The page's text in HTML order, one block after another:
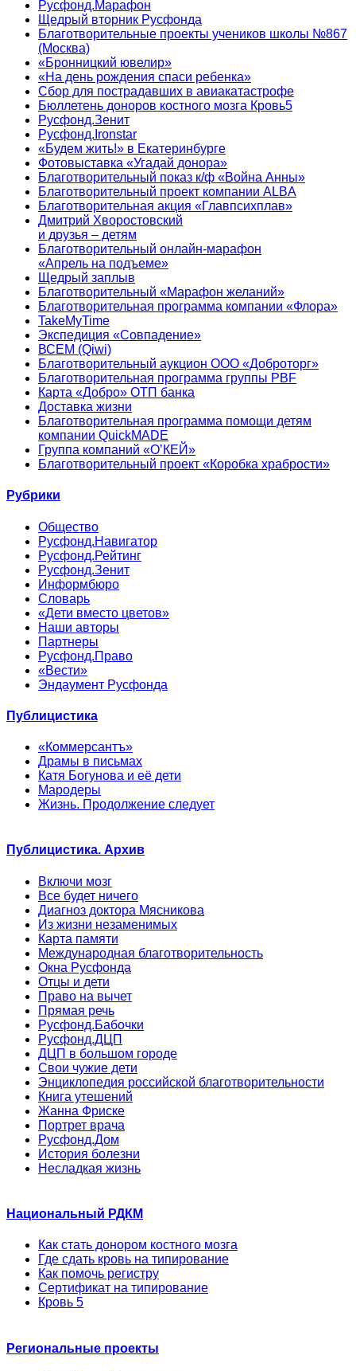
Русфонд.Марафон
Щедрый вторник Русфонда
Благотворительные проекты учеников школы №867
(Москва)
«Бронницкий ювелир»
«На день рождения спаси ребенка»
Сбор для пострадавших в авиакатастрофе
Бюллетень доноров костного мозга Кровь5
Русфонд.Зенит
Русфонд.Ironstar
«Будем жить!» в Екатеринбурге
Фотовыставка «Угадай донора»
Благотворительный показ к/ф «Война Анны»
Благотворительный проект компании ALBA
Благотворительная акция «Главпсихплав»
Дмитрий Хворостовский
и друзья – детям
Благотворительный онлайн‑марафон
«Апрель на подъеме»
Щедрый заплыв
Благотворительный «Марафон желаний»
Благотворительная программа компании «Флора»
TakeMyTime
Экспедиция «Совпадение»
ВСЕМ (Qiwi)
Благотворительный аукцион ООО «Доброторг»
Благотворительная программа группы PBF
Карта «Добро» ОТП банка
Доставка жизни
Благотворительная программа помощи детям
компании QuickMADE
Группа компаний «О’КЕЙ»
Благотворительный проект «Коробка храбрости»
Рубрики
Общество
Русфонд.Навигатор
Русфонд.Рейтинг
Русфонд.Зенит
Информбюро
Словарь
«Дети вместо цветов»
Наши авторы
Партнеры
Русфонд.Право
«Вести»
Эндаумент Русфонда
Публицистика
«Коммерсантъ»
Драмы в письмах
Катя Богунова и её дети
Мародеры
Жизнь. Продолжение следует
Публицистика. Архив
Включи мозг
Все будет ничего
Диагноз доктора Мясникова
Из жизни незаменимых
Карта памяти
Международная благотворительность
Окна Русфонда
Отцы и дети
Право на вычет
Прямая речь
Русфонд.Бабочки
Русфонд.ДЦП
ДЦП в большом городе
Свои чужие дети
Энциклопедия российской благотворительности
Книга утешений
Жанна Фриске
Портрет врача
Русфонд.Дом
История болезни
Несладкая жизнь
Национальный РДКМ
Как стать донором костного мозга
Где сдать кровь на типирование
Как помочь регистру
Сертификат на типирование
Кровь 5
Региональные проекты